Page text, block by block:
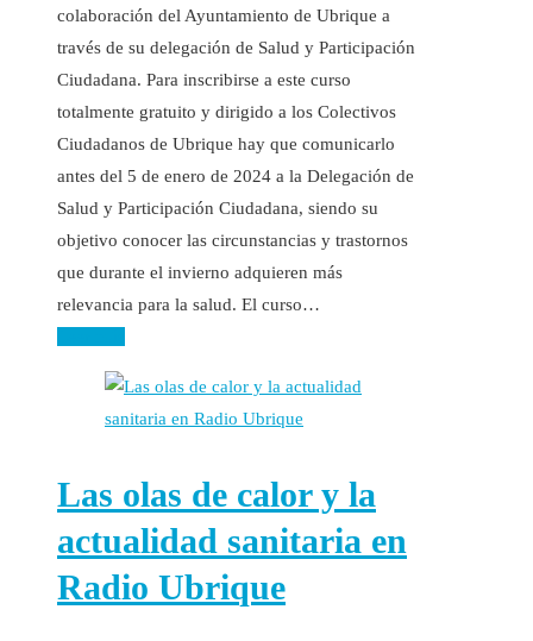
colaboración del Ayuntamiento de Ubrique a
través de su delegación de Salud y Participación
Ciudadana. Para inscribirse a este curso
totalmente gratuito y dirigido a los Colectivos
Ciudadanos de Ubrique hay que comunicarlo
antes del 5 de enero de 2024 a la Delegación de
Salud y Participación Ciudadana, siendo su
objetivo conocer las circunstancias y trastornos
que durante el invierno adquieren más
relevancia para la salud. El curso…
Las olas de calor y la
actualidad sanitaria en
Radio Ubrique